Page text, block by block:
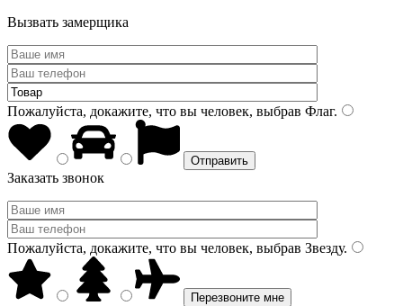
Вызвать замерщика
Пожалуйста, докажите, что вы человек, выбрав Флаг.
Заказать звонок
Пожалуйста, докажите, что вы человек, выбрав Звезду.